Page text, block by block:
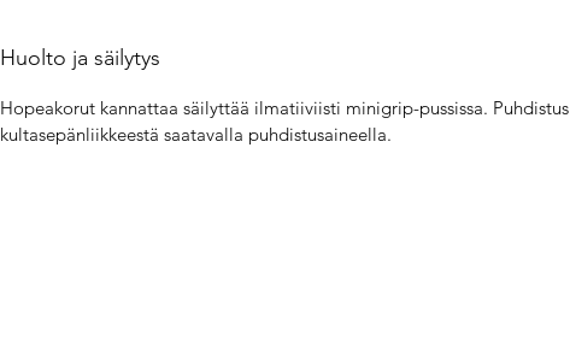
Huolto ja säilytys
Hopeakorut kannattaa säilyttää ilmatiiviisti minigrip-pussissa. Puhdistus
kultasepänliikkeestä saatavalla puhdistusaineella.